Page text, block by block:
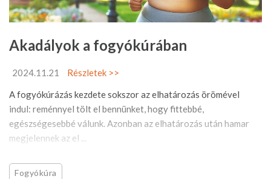
Akadályok a fogyókúrában
2024.11.21
Részletek >>
A fogyókúrázás kezdete sokszor az elhatározás örömével
indul: reménnyel tölt el bennünket, hogy fittebbé,
egészségesebbé válunk. Azonban az elhatározás után hamar
megjelennek az el ...
Fogyókúra